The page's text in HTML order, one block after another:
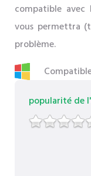
compatible
vous permettra
problème.
popularité de